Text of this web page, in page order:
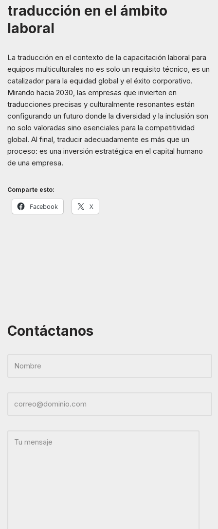
traducción en el ámbito
laboral
La traducción en el contexto de la capacitación laboral para
equipos multiculturales no es solo un requisito técnico, es un
catalizador para la equidad global y el éxito corporativo.
Mirando hacia 2030, las empresas que invierten en
traducciones precisas y culturalmente resonantes están
configurando un futuro donde la diversidad y la inclusión son
no solo valoradas sino esenciales para la competitividad
global. Al final, traducir adecuadamente es más que un
proceso: es una inversión estratégica en el capital humano
de una empresa.
Comparte esto:
Facebook X
Contáctanos